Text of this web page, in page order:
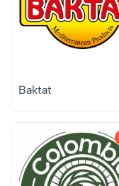
Baktat